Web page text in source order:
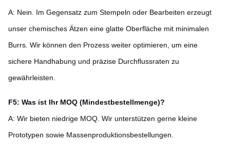
A: Nein. Im Gegensatz zum Stempeln oder Bearbeiten erzeugt
unser chemisches Ätzen eine glatte Oberfläche mit minimalen
Burrs. Wir können den Prozess weiter optimieren, um eine
sichere Handhabung und präzise Durchflussraten zu
gewährleisten.
F5: Was ist Ihr MOQ (Mindestbestellmenge)?
A: Wir bieten niedrige MOQ. Wir unterstützen gerne kleine
Prototypen sowie Massenproduktionsbestellungen.